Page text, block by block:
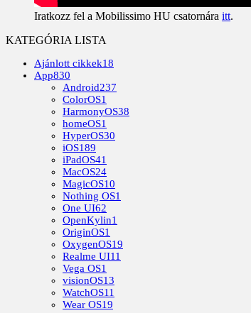
Iratkozz fel a Mobilissimo HU csatornára itt.
KATEGÓRIA LISTA
Ajánlott cikkek18
App830
Android237
ColorOS1
HarmonyOS38
homeOS1
HyperOS30
iOS189
iPadOS41
MacOS24
MagicOS10
Nothing OS1
One UI62
OpenKylin1
OriginOS1
OxygenOS19
Realme UI11
Vega OS1
visionOS13
WatchOS11
Wear OS19